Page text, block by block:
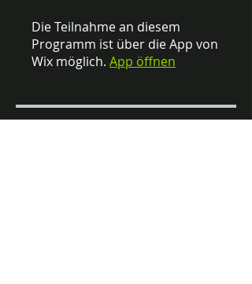
Die Teilnahme an diesem
Programm ist über die App von
Wix möglich. App öffnen